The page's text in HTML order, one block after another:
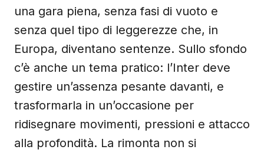
una gara piena, senza fasi di vuoto e
senza quel tipo di leggerezze che, in
Europa, diventano sentenze. Sullo sfondo
c’è anche un tema pratico: l’Inter deve
gestire un’assenza pesante davanti, e
trasformarla in un’occasione per
ridisegnare movimenti, pressioni e attacco
alla profondità. La rimonta non si